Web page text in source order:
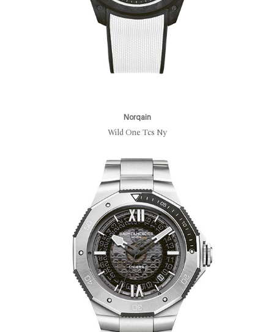
Norqain
Wild One Tcs Ny